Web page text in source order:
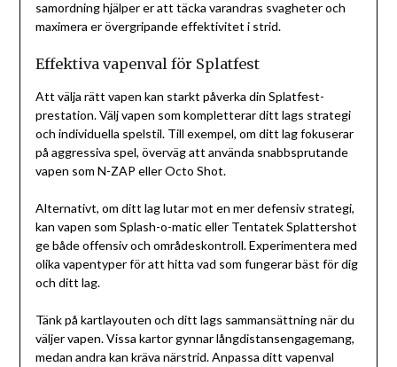
samordning hjälper er att täcka varandras svagheter och
maximera er övergripande effektivitet i strid.
Effektiva vapenval för Splatfest
Att välja rätt vapen kan starkt påverka din Splatfest-
prestation. Välj vapen som kompletterar ditt lags strategi
och individuella spelstil. Till exempel, om ditt lag fokuserar
på aggressiva spel, överväg att använda snabbsprutande
vapen som N-ZAP eller Octo Shot.
Alternativt, om ditt lag lutar mot en mer defensiv strategi,
kan vapen som Splash-o-matic eller Tentatek Splattershot
ge både offensiv och områdeskontroll. Experimentera med
olika vapentyper för att hitta vad som fungerar bäst för dig
och ditt lag.
Tänk på kartlayouten och ditt lags sammansättning när du
väljer vapen. Vissa kartor gynnar långdistansengagemang,
medan andra kan kräva närstrid. Anpassa ditt vapenval